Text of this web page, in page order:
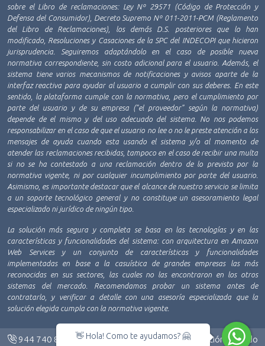
sobre el Libro de reclamaciones: Ley Nº 29571 (Código de Protección y
Defensa del Consumidor), Decreto Supremo Nº 011-2011-PCM (Reglamento
del Libro de Reclamaciones), los demás D.S. posteriores que lo han
modificado, Resoluciones y Casaciones de la SPC del INDECOPI que hicieron
jurisprudencia. Seguiremos adaptándolo en el caso de posible nueva
normativa correspondiente, sin costo adicional para el usuario. Además, el
sistema tiene varios mecanismos de notificaciones y avisos aparte de la
interfaz reactiva para ayudar al usuario a cumplir con sus deberes. En este
sentido, la plataforma cumple con la normativa, pero el cumplimiento por
parte del usuario y de su empresa ("el proveedor" según la normativa)
depende de el mismo y del uso adecuado del sistema. No nos podemos
responsabilizar en el caso de que el usuario no lee o no le preste atención a los
mensajes de ayuda cuando esta usando el sistema y/o al momento de
atender las reclamaciones recibidas, tampoco en el caso de recibir una multa
si no se ha contestado a una reclamación dentro de lo previsto por la
normativa vigente, ni por cualquier incumplimiento por parte del usuario.
Asimismo, es importante destacar que el alcance de nuestro servicio se limita
a un soporte tecnológico general y no constituye un asesoramiento legal
especializado ni jurídico de ningún tipo.
La solución más segura y completa se basa en las tecnologías y en las
características y funcionalidades del sistema: con arquitectura en Amazon
Web Services y un conjunto de características y funcionalidades
implementadas en base a la casuística de grandes empresas las más
reconocidas en sus sectores, las cuales no las encontraron en los otros
sistemas del mercado. Recomendamos probar un sistema antes de
contratarlo, y verificar a detalle con una asesoría especializada que la
solución elegida cumpla con la normativa vigente.
944 740 888 | info@librovirtual.pe | Atención en todo
👋 Hola! Como te ayudamos? 🤗